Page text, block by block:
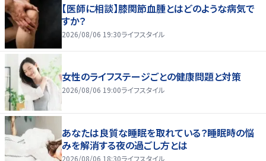
【医師に相談】膝関節血腫とはどのような病気で
すか？
2026/08/06 19:30ライフスタイル
女性のライフステージごとの健康問題と対策
2026/08/06 19:00ライフスタイル
あなたは良質な睡眠を取れている？睡眠時の悩
みを解消する夜の過ごし方とは
2026/08/06 18:30ライフスタイル